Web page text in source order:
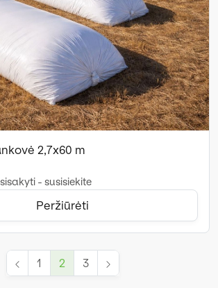
2,7x60 m
- susisiekite
Peržiūrėti
1 2 3